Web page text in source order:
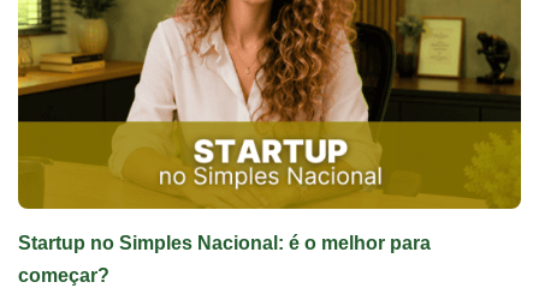
Startup no Simples Nacional: é o melhor para
começar?